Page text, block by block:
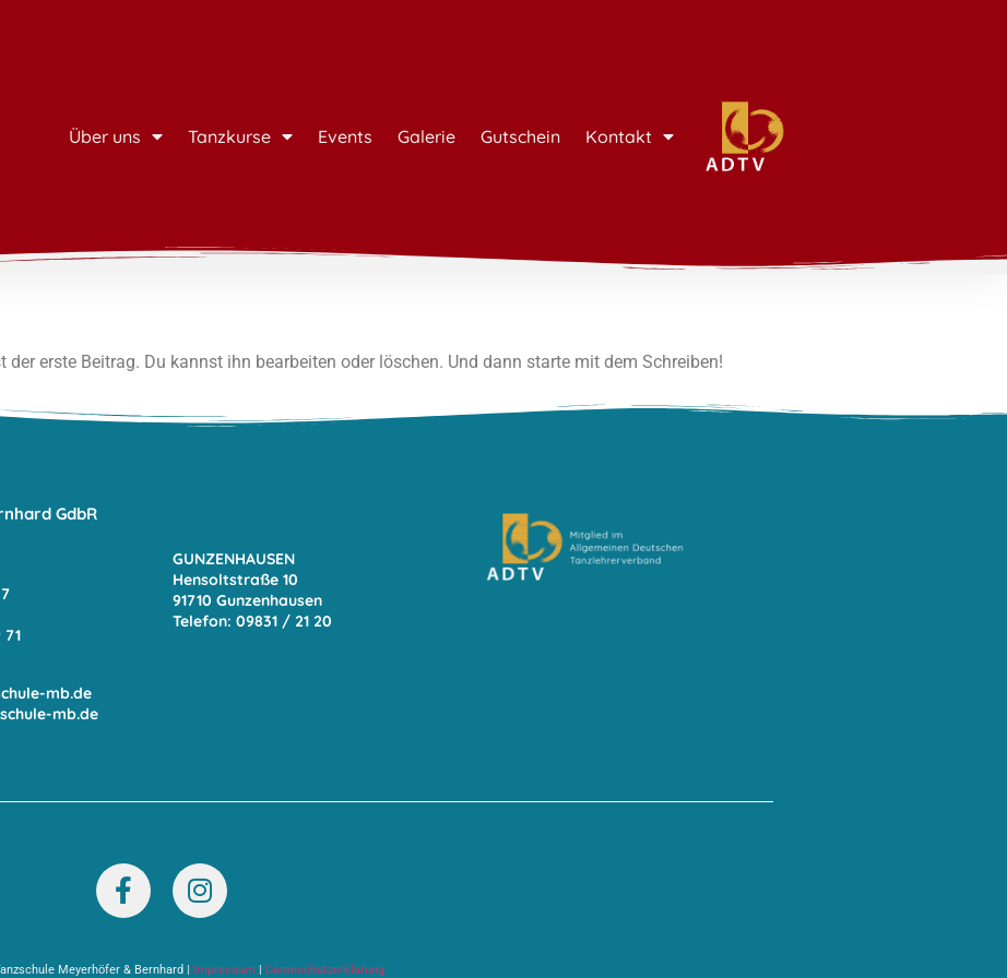
Über uns Tanzkurse Events Galerie Gutschein Kontakt
erste Beitrag. Du kannst ihn bearbeiten oder löschen. Und dann starte mit dem Schreiben!
GdbR
71
mb.de
mb.de
GUNZENHAUSEN
Hensoltstraße 10
91710 Gunzenhausen
Telefon: 09831 / 21 20
Meyerhöfer & Bernhard | Impressum | Datenschutzerklärung